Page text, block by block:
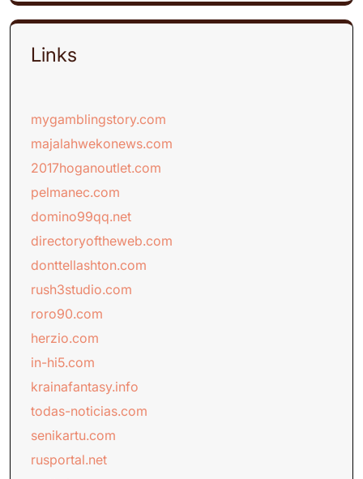
Links
mygamblingstory.com
majalahwekonews.com
2017hoganoutlet.com
pelmanec.com
domino99qq.net
directoryoftheweb.com
donttellashton.com
rush3studio.com
roro90.com
herzio.com
in-hi5.com
krainafantasy.info
todas-noticias.com
senikartu.com
rusportal.net